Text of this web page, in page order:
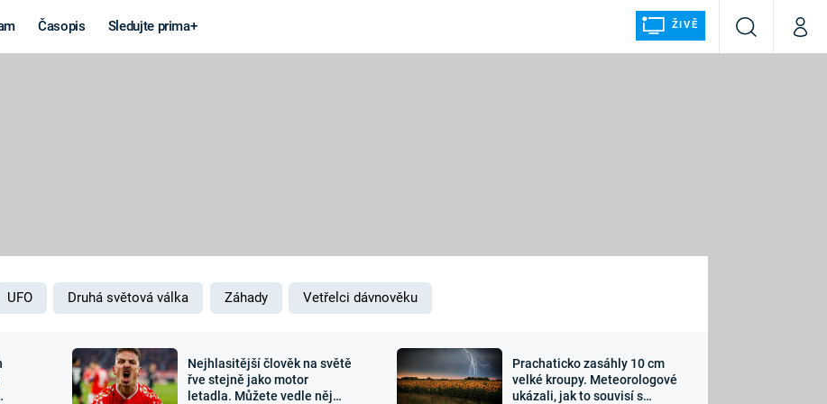
Časopis Sledujte prima+ ŽIVĚ
VyhledáváníMůj
MARS
Záhady a
Zajímavosti Sledujte nás
UFO Druhá světová válka Záhady Vetřelci dávnověku
Nejhlasitější člověk na světě
řve stejně jako motor
letadla. Můžete vedle něj
Prachaticko zasáhly 10 cm
velké kroupy. Meteorologové
ukázali, jak to souvisí s